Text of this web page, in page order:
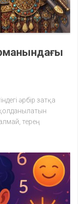
әрбір затқа
қолданылатын
терең